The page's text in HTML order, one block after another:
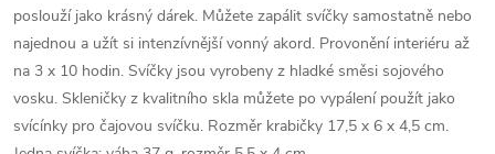
poslouží jako krásný dárek. Můžete zapálit svíčky samostatně nebo
najednou a užít si intenzívnější vonný akord. Provonění interiéru až
na 3 x 10 hodin. Svíčky jsou vyrobeny z hladké směsi sojového
vosku. Skleničky z kvalitního skla můžete po vypálení použít jako
svícínky pro čajovou svíčku. Rozměr krabičky 17,5 x 6 x 4,5 cm.